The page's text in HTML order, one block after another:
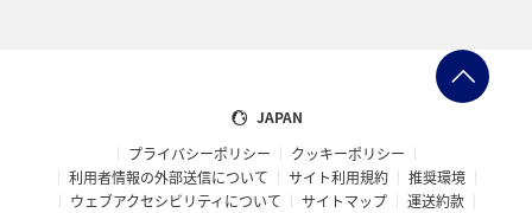
JAPAN
プライバシーポリシー
クッキーポリシー
利用者情報の外部送信について
サイト利用規約
推奨環境
ウェブアクセシビリティについて
サイトマップ
運送約款